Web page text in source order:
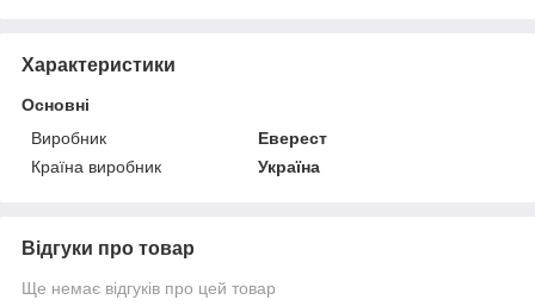
Характеристики
Основні
Виробник
Еверест
Країна виробник
Україна
Відгуки про товар
Ще немає відгуків про цей товар